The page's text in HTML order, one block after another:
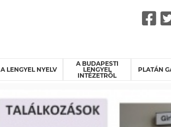
A LENGYEL NYELV
A BUDAPESTI
LENGYEL
INTÉZETRŐL
PLATÁN